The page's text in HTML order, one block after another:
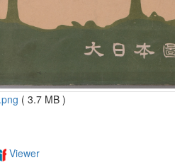
( 3.7 MB )
Viewer